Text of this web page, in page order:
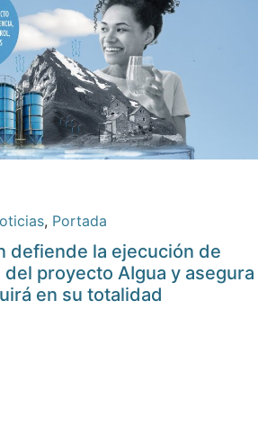
, Portada
defiende la ejecución de
del proyecto AIgua y asegura
en su totalidad